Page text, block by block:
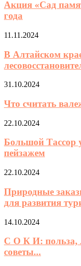
Акция «Сад
года
11.11.2024
В Алтайском
31.10.2024
Что считать
22.10.2024
Большой Тассор
пейзажем
22.10.2024
Природные
для развития
14.10.2024
С О К И: польза,
советы...